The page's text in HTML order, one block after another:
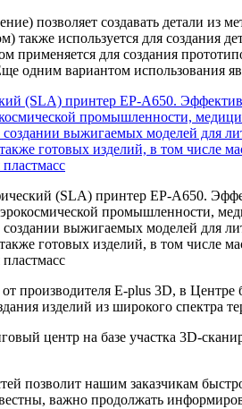
позволяет создавать детали
также используется для
применяется для создания
одним вариантом использования
(SLA) принтер EP-A650.
промышленности,
выжигаемых моделей для
готовых изделий, в том числе
производителя E-plus 3D, в
изделий из широкого спектра
центр на базе участка 3D-
позволит нашим заказчикам
важно продолжать